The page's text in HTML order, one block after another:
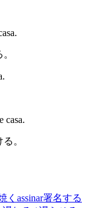
casa.
。
く assinar署名する